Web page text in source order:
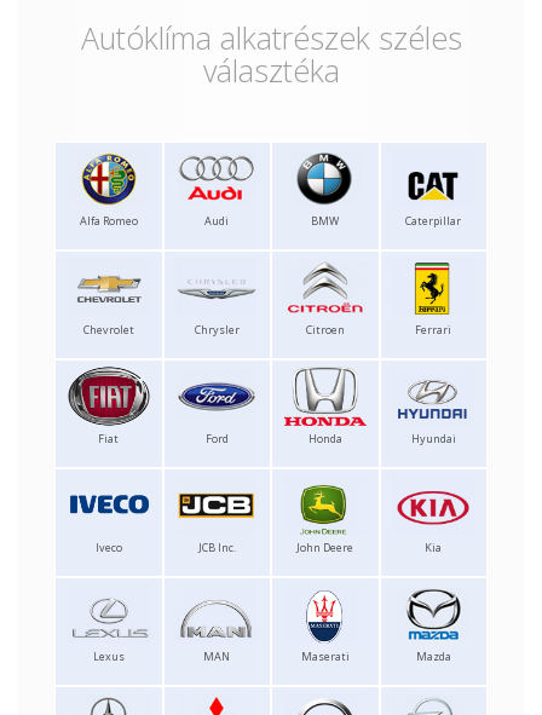
Autóklíma alkatrészek széles
választéka
Alfa Romeo Audi BMW Caterpillar
Chevrolet Chrysler Citroen Ferrari
Fiat Ford Honda Hyundai
Iveco JCB Inc. John Deere Kia
Lexus MAN Maserati Mazda